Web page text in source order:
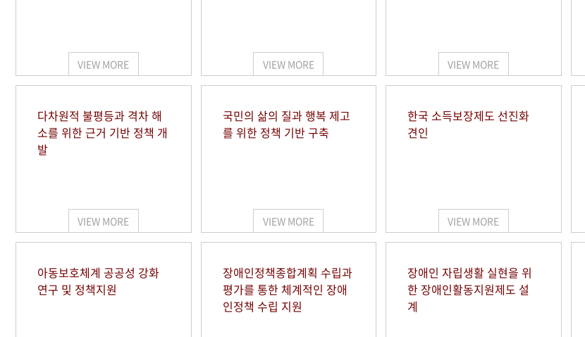
VIEW MORE VIEW MORE VIEW MORE
다차원적 불평등과 격차 해
소를 위한 근거 기반 정책 개
발
VIEW MORE
국민의 삶의 질과 행복 제고
를 위한 정책 기반 구축
VIEW MORE
한국 소득보장제도 선진화
견인
VIEW MORE
아동보호체계 공공성 강화
연구 및 정책지원
장애인정책종합계획 수립과
평가를 통한 체계적인 장애
인정책 수립 지원
장애인 자립생활 실현을 위
한 장애인활동지원제도 설
계